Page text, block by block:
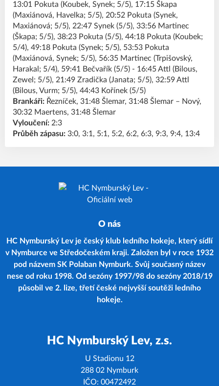
13:01 Pokuta (Koubek, Synek; 5/5), 17:15 Škapa
(Maxiánová, Havelka; 5/5), 20:52 Pokuta (Synek,
Maxiánová; 5/5), 22:47 Synek (5/5), 33:56 Martinec
(Škapa; 5/5), 38:23 Pokuta (5/5), 44:18 Pokuta (Koubek;
5/4), 49:18 Pokuta (Synek; 5/5), 53:53 Pokuta
(Maxiánová, Synek; 5/5), 56:35 Martinec (Trpišovský,
Harakal; 5/4), 59:41 Bečvařík (5/5) - 16:45 Attl (Bilous,
Zewel; 5/5), 21:49 Zradička (Janata; 5/5), 32:59 Attl
(Bilous, Vurm; 5/5), 44:43 Kořínek (5/5)
Brankáři: Řezníček, 31:48 Šlemar, 31:48 Šlemar – Nový,
30:32 Maertens, 31:48 Šlemar
Vyloučení: 2:3
Průběh zápasu: 3:0, 3:1, 5:1, 5:2, 6:2, 6:3, 9:3, 9:4, 13:4
O nás
HC Nymburský Lev je český klub ledního hokeje, který sídlí
v Nymburce ve Středočeském kraji. Založen byl v roce 1932
pod názvem SK Polaban Nymburk. Svůj současný název
nese od roku 1998. Od sezóny 1997/98 do sezóny 2018/19
působil ve 2. lize, třetí české nejvyšší soutěži ledního
hokeje.
HC Nymburský Lev, z.s.
U Stadionu 12
288 02 Nymburk
IČO: 00472492